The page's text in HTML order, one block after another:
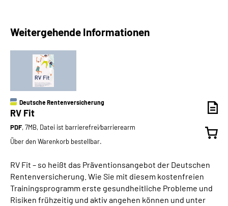
Weitergehende Informationen
Deutsche Rentenversicherung
RV Fit
PDF, 7MB, Datei ist barrierefrei⁄barrierearm
Über den Warenkorb bestellbar.
RV Fit – so heißt das Präventionsangebot der Deutschen
Rentenversicherung. Wie Sie mit diesem kostenfreien
Trainingsprogramm erste gesundheitliche Probleme und
Risiken frühzeitig und aktiv angehen können und unter